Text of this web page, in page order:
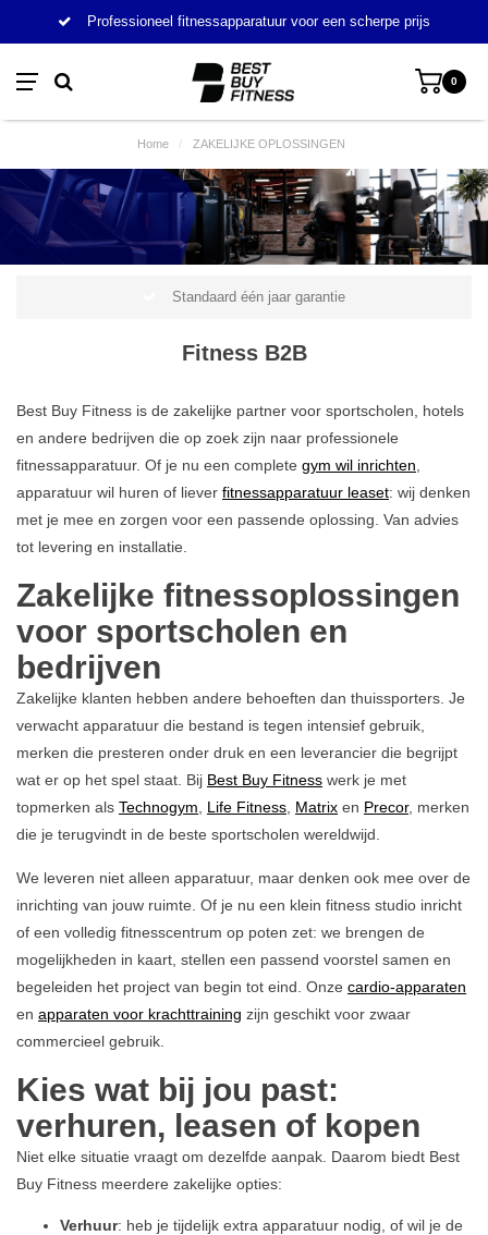
Professioneel fitnessapparatuur voor een scherpe prijs
0
Home / ZAKELIJKE OPLOSSINGEN
Standaard één jaar garantie
Fitness B2B
Best Buy Fitness is de zakelijke partner voor sportscholen, hotels
en andere bedrijven die op zoek zijn naar professionele
fitnessapparatuur. Of je nu een complete gym wil inrichten
apparatuur wil huren of liever fitnessapparatuur leaset: wij denken
met je mee en zorgen voor een passende oplossing. Van advies
tot levering en installatie.
Zakelijke fitnessoplossingen
voor sportscholen en
bedrijven
Zakelijke klanten hebben andere behoeften dan thuissporters. Je
verwacht apparatuur die bestand is tegen intensief gebruik,
merken die presteren onder druk en een leverancier die begrijpt
wat er op het spel staat. Bij Best Buy Fitness werk je met
topmerken als Technogym Life Fitness Matrix en Precor, merken
die je terugvindt in de beste sportscholen wereldwijd.
We leveren niet alleen apparatuur, maar denken ook mee over de
inrichting van jouw ruimte. Of je nu een klein fitness studio inricht
of een volledig fitnesscentrum op poten zet: we brengen de
mogelijkheden in kaart, stellen een passend voorstel samen en
begeleiden het project van begin tot eind. Onze cardio-apparaten
en apparaten voor krachttraining zijn geschikt voor zwaar
commercieel gebruik.
Kies wat bij jou past:
verhuren, leasen of kopen
Niet elke situatie vraagt om dezelfde aanpak. Daarom biedt Best
Buy Fitness meerdere zakelijke opties:
Verhuur: heb je tijdelijk extra apparatuur nodig, of wil je de